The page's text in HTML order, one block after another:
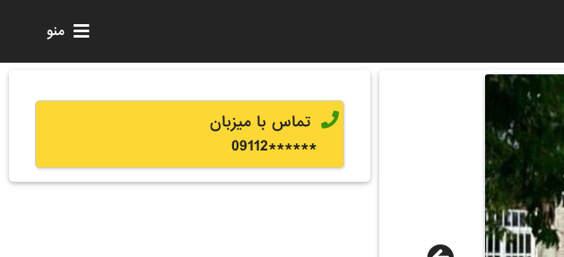
منو
تماس با میزبان
******
09112